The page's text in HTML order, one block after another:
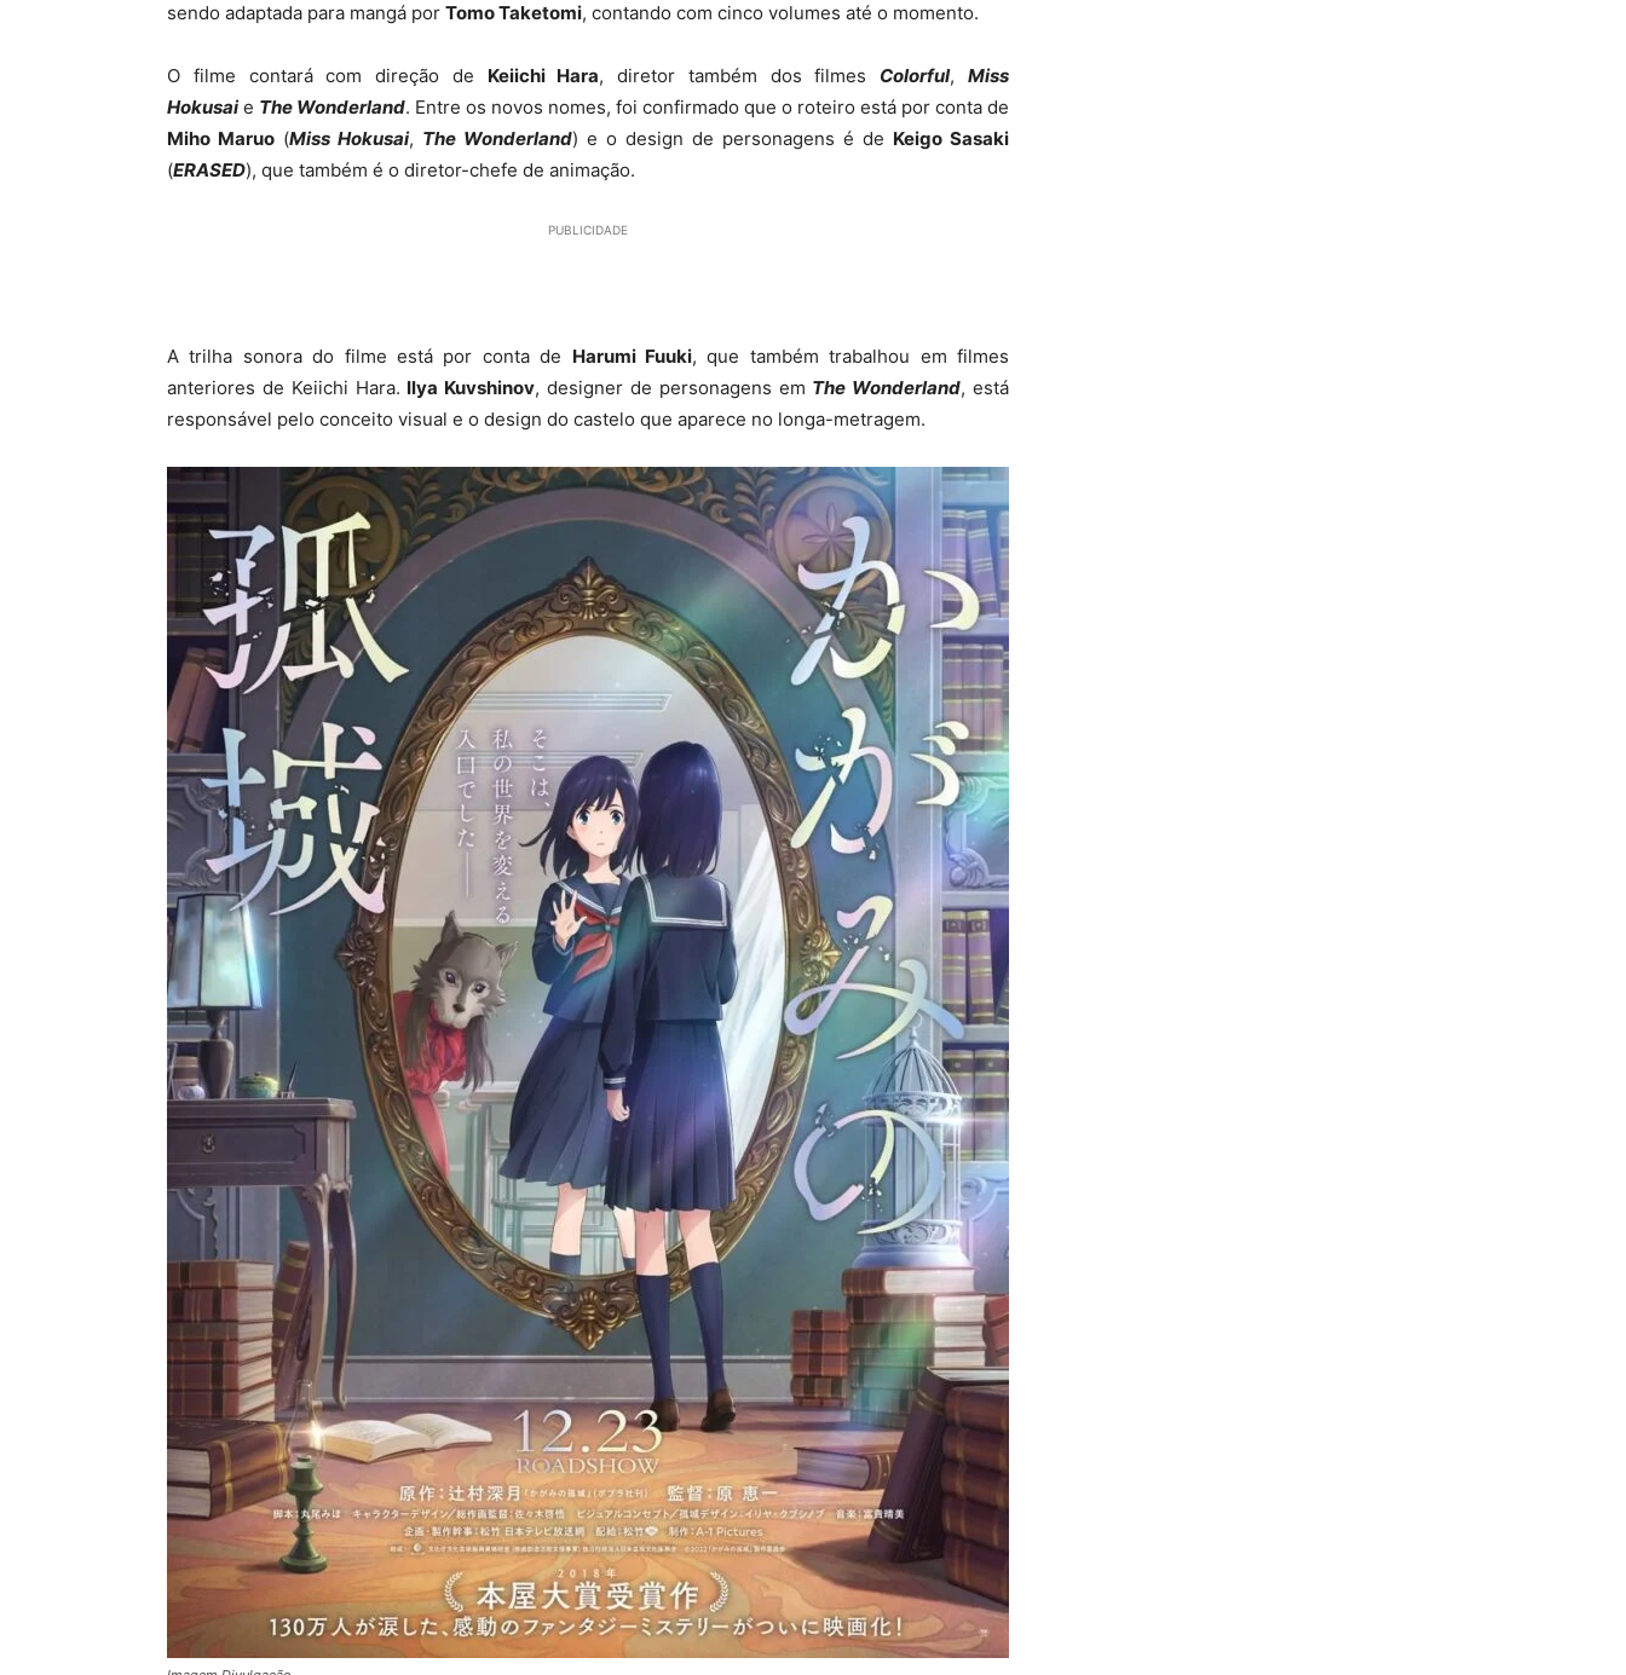
sendo adaptada para mangá por Tomo Taketomi, contando com cinco volumes até o momento.
O filme contará com direção de Keiichi Hara, diretor também dos filmes Colorful,Miss
Hokusaie The Wonderland. Entre os novos nomes, foi confirmado que o roteiro está por conta de
Miho Maruo (Miss Hokusai, The Wonderland) e o design de personagens é de Keigo Sasaki
(ERASED), que também é o diretor-chefe de animação.
PUBLICIDADE
A trilha sonora do filme está por conta de Harumi Fuuki, que também trabalhou em filmes
anteriores de Keiichi Hara. Ilya Kuvshinov, designer de personagens em The Wonderland, está
responsável pelo conceito visual e o design do castelo que aparece no longa-metragem.